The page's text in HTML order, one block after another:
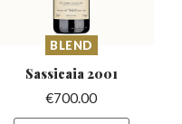
BLEND
Sassicaia 2001
€700.00